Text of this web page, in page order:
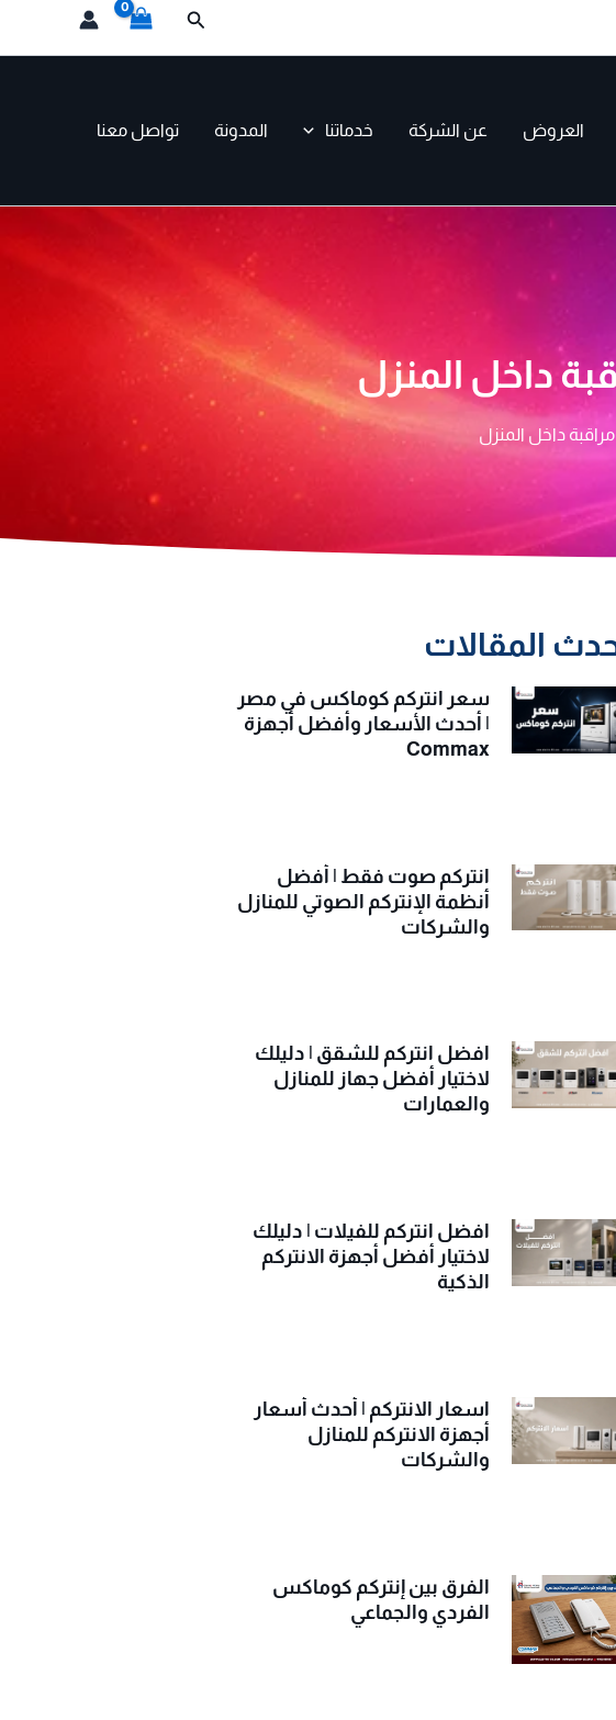
البحث
العروض عن الشركة خدماتنا المدونة تواصل معنا
داخل المنزل
داخل المنزل
المقالات
سعر انتركم كوماكس في مصر
| أحدث الأسعار وأفضل أجهزة
Commax
انتركم صوت فقط | أفضل
أنظمة الإنتركم الصوتي للمنازل
والشركات
افضل انتركم للشقق | دليلك
لاختيار أفضل جهاز للمنازل
والعمارات
افضل انتركم للفيلات | دليلك
لاختيار أفضل أجهزة الانتركم
الذكية
اسعار الانتركم | أحدث أسعار
أجهزة الانتركم للمنازل
والشركات
الفرق بين إنتركم كوماكس
الفردي والجماعي